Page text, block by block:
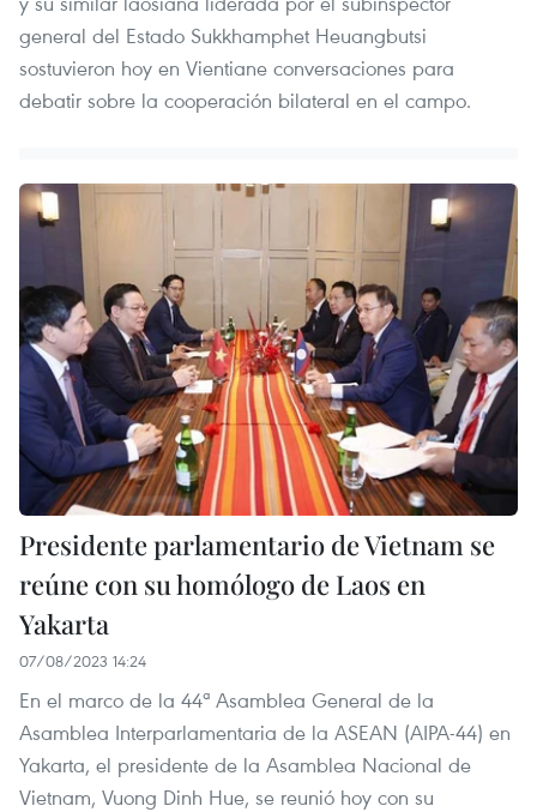
general del Estado Sukkhamphet Heuangbutsi
sostuvieron hoy en Vientiane conversaciones para
debatir sobre la cooperación bilateral en el campo.
Presidente parlamentario de Vietnam se
reúne con su homólogo de Laos en
Yakarta
07/08/2023 14:24
En el marco de la 44ª Asamblea General de la
Asamblea Interparlamentaria de la ASEAN (AIPA-44) en
Yakarta, el presidente de la Asamblea Nacional de
Vietnam, Vuong Dinh Hue, se reunió hoy con su